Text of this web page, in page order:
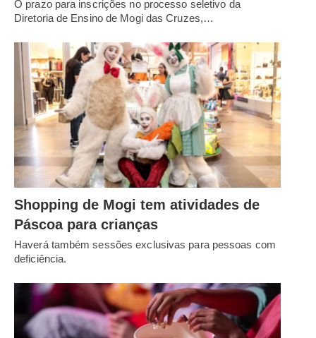
O prazo para inscrições no processo seletivo da
Diretoria de Ensino de Mogi das Cruzes,…
Shopping de Mogi tem atividades de
Páscoa para crianças
Haverá também sessões exclusivas para pessoas com
deficiência.